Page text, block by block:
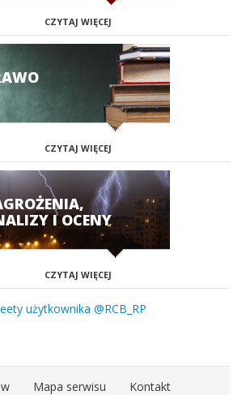
CZYTAJ WIĘCEJ
CZYTAJ WIĘCEJ
I OCENY
CZYTAJ WIĘCEJ
użytkownika @RCB_RP
Mapa serwisu Kontakt